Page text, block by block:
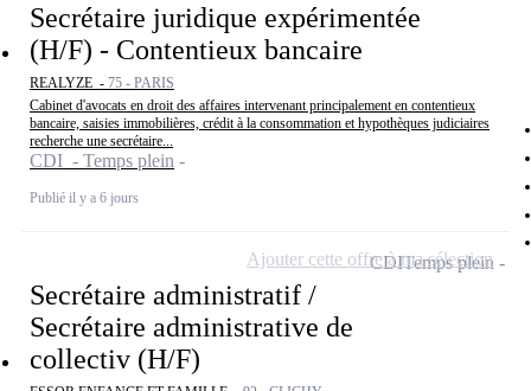
Secrétaire juridique expérimentée
(H/F) - Contentieux bancaire
REALYZE - 75 - PARIS
Cabinet d'avocats en droit des affaires intervenant principalement en contentieux
bancaire, saisies immobilières, crédit à la consommation et hypothèques judiciaires
recherche une secrétaire...
CDI - Temps plein
Publié il y a 6 jours
Secrétaire administratif /
Secrétaire administrative de
collectiv (H/F)
CDITemps plein
Ajouter cette offre à ma sélection